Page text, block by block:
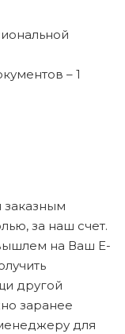
– 1
заказным
за наш счет.
на Ваш E-
другой
заранее
для